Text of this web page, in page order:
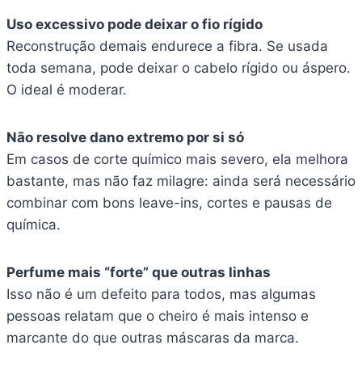
Uso excessivo pode deixar o fio rígido
Reconstrução demais endurece a fibra. Se usada
toda semana, pode deixar o cabelo rígido ou áspero.
O ideal é moderar.
Não resolve dano extremo por si só
Em casos de corte químico mais severo, ela melhora
bastante, mas não faz milagre: ainda será necessário
combinar com bons leave-ins, cortes e pausas de
química.
Perfume mais “forte” que outras linhas
Isso não é um defeito para todos, mas algumas
pessoas relatam que o cheiro é mais intenso e
marcante do que outras máscaras da marca.